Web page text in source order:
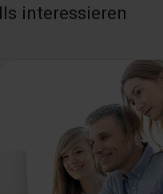
interessieren